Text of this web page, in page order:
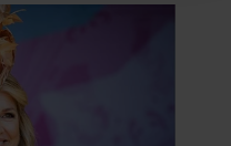
site met onze
en analyse. Deze
combineren met andere
of die ze hebben
van hun services. U